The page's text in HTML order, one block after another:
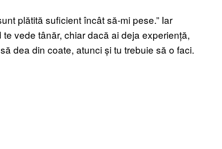
plătită suficient încât să-mi pese.” Iar
vede tânăr, chiar dacă ai deja experiență,
dea din coate, atunci și tu trebuie să o faci.